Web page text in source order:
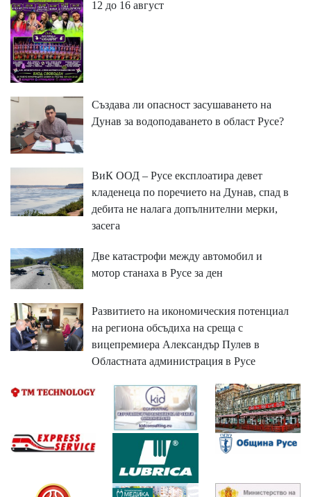
12 до 16 август
Създава ли опасност засушаването на
Дунав за водоподаването в област Русе?
ВиК ООД – Русе експлоатира девет
кладенеца по поречието на Дунав, спад в
дебита не налага допълнителни мерки,
засега
Две катастрофи между автомобил и
мотор станаха в Русе за ден
Развитието на икономическия потенциал
на региона обсъдиха на среща с
вицепремиера Александър Пулев в
Областната администрация в Русе